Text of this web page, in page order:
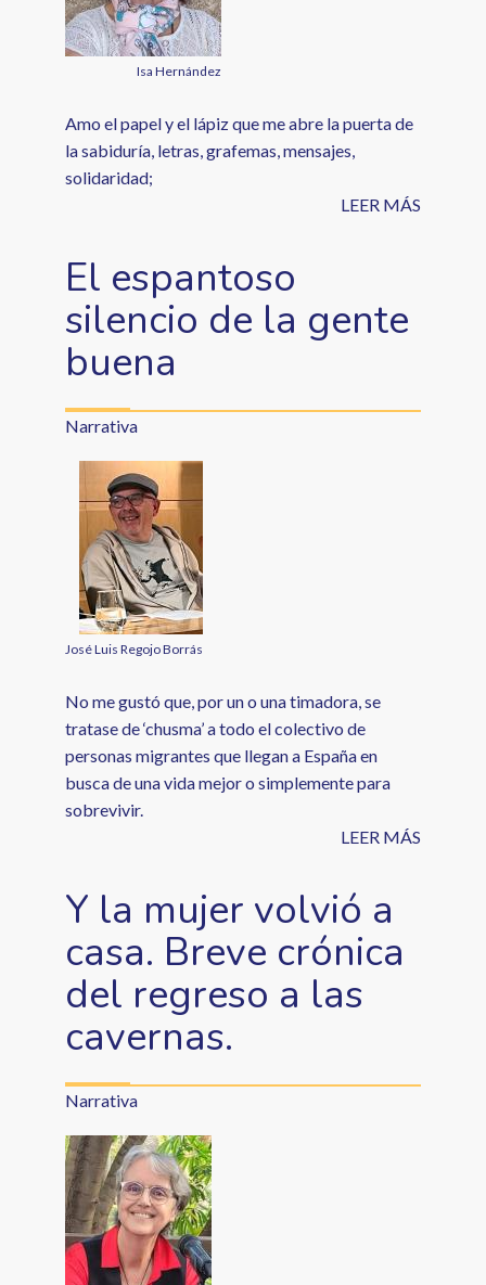
Isa Hernández
Amo el papel y el lápiz que me abre la puerta de
la sabiduría, letras, grafemas, mensajes,
solidaridad;
LEER MÁS
El espantoso
silencio de la gente
buena
Narrativa
José Luis Regojo Borrás
No me gustó que, por un o una timadora, se
tratase de ‘chusma’ a todo el colectivo de
personas migrantes que llegan a España en
busca de una vida mejor o simplemente para
sobrevivir.
LEER MÁS
Y la mujer volvió a
casa. Breve crónica
del regreso a las
cavernas.
Narrativa